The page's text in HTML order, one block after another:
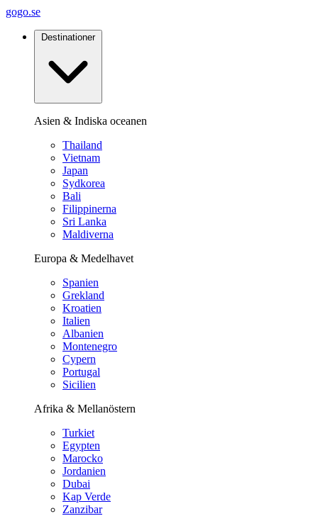
gogo.se
Destinationer
Asien & Indiska oceanen
Thailand
Vietnam
Japan
Sydkorea
Bali
Filippinerna
Sri Lanka
Maldiverna
Europa & Medelhavet
Spanien
Grekland
Kroatien
Italien
Albanien
Montenegro
Cypern
Portugal
Sicilien
Afrika & Mellanöstern
Turkiet
Egypten
Marocko
Jordanien
Dubai
Kap Verde
Zanzibar